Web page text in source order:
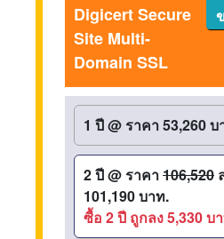
Digicert Secure
Site Multi-
Domain SSL
1 ปี@ ราคา 53,260 บ
2 ปี@ ราคา106,520
101,190 บาท.
ซื้อ 2 ปี ถูกลง 5,330 บ